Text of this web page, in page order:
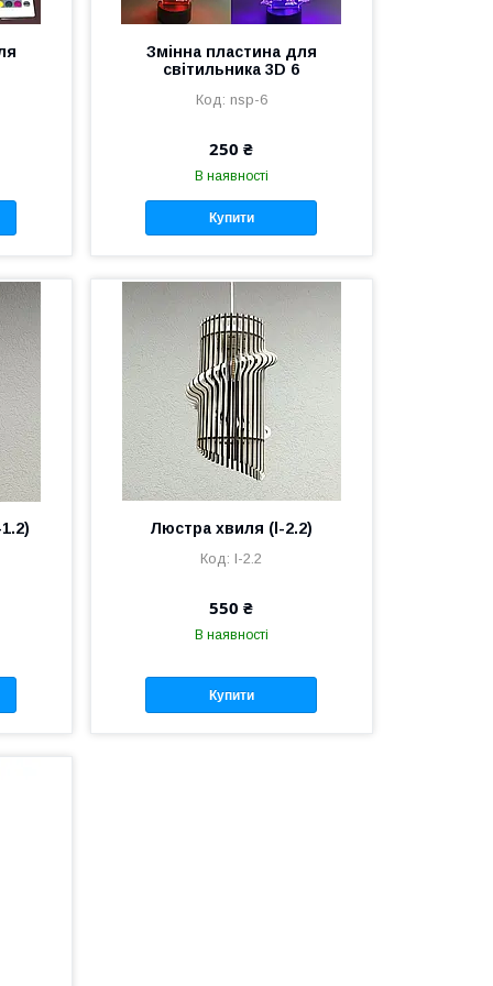
Змінна пластина для
світильника 3D 6
nsp-6
250 ₴
В наявності
Купити
Люстра хвиля (l-2.2)
l-2.2
550 ₴
В наявності
Купити